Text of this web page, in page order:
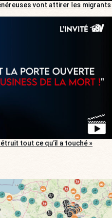
vont attirer les migrants
tout ce qu’il a touché »